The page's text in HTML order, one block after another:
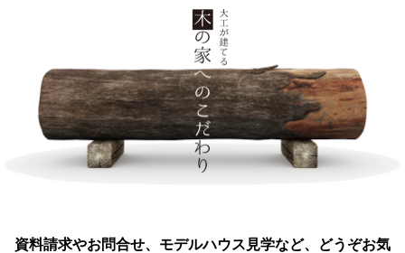
資料請求やお問合せ、モデルハウス見学など、どうぞお気